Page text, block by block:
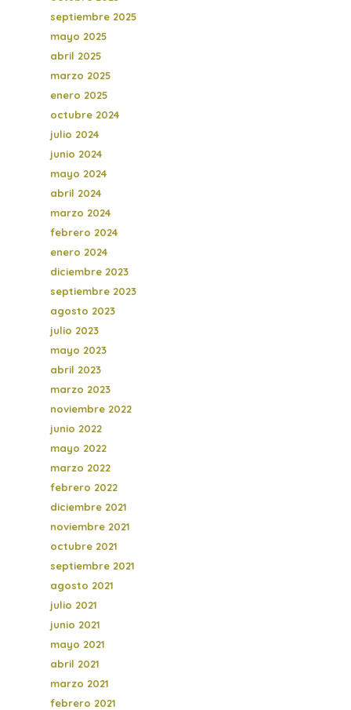
septiembre 2025
mayo 2025
abril 2025
marzo 2025
enero 2025
octubre 2024
julio 2024
junio 2024
mayo 2024
abril 2024
marzo 2024
febrero 2024
enero 2024
diciembre 2023
septiembre 2023
agosto 2023
julio 2023
mayo 2023
abril 2023
marzo 2023
noviembre 2022
junio 2022
mayo 2022
marzo 2022
febrero 2022
diciembre 2021
noviembre 2021
octubre 2021
septiembre 2021
agosto 2021
julio 2021
junio 2021
mayo 2021
abril 2021
marzo 2021
febrero 2021